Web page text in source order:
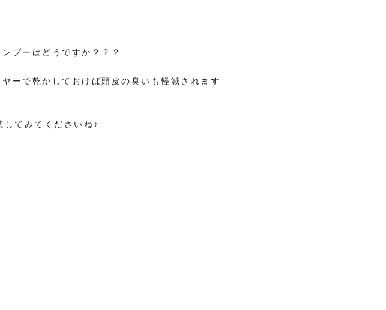
プーはどうですか？？？
ーで乾かしておけば頭皮の臭いも軽減されます
てみてくださいね♪